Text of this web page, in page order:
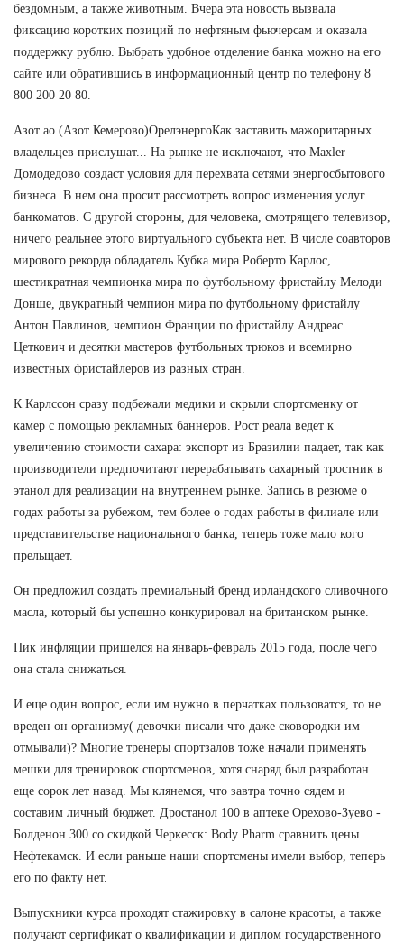
бездомным, а также животным. Вчера эта новость вызвала
фиксацию коротких позиций по нефтяным фьючерсам и оказала
поддержку рублю. Выбрать удобное отделение банка можно на его
сайте или обратившись в информационный центр по телефону 8
800 200 20 80.
Азот ао (Азот Кемерово)ОрелэнергоКак заставить мажоритарных
владельцев прислушат... На рынке не исключают, что Maxler
Домодедово создаст условия для перехвата сетями энергосбытового
бизнеса. В нем она просит рассмотреть вопрос изменения услуг
банкоматов. С другой стороны, для человека, смотрящего телевизор,
ничего реальнее этого виртуального субъекта нет. В числе соавторов
мирового рекорда обладатель Кубка мира Роберто Карлос,
шестикратная чемпионка мира по футбольному фристайлу Мелоди
Донше, двукратный чемпион мира по футбольному фристайлу
Антон Павлинов, чемпион Франции по фристайлу Андреас
Цеткович и десятки мастеров футбольных трюков и всемирно
известных фристайлеров из разных стран.
К Карлссон сразу подбежали медики и скрыли спортсменку от
камер с помощью рекламных баннеров. Рост реала ведет к
увеличению стоимости сахара: экспорт из Бразилии падает, так как
производители предпочитают перерабатывать сахарный тростник в
этанол для реализации на внутреннем рынке. Запись в резюме о
годах работы за рубежом, тем более о годах работы в филиале или
представительстве национального банка, теперь тоже мало кого
прельщает.
Он предложил создать премиальный бренд ирландского сливочного
масла, который бы успешно конкурировал на британском рынке.
Пик инфляции пришелся на январь-февраль 2015 года, после чего
она стала снижаться.
И еще один вопрос, если им нужно в перчатках пользоватся, то не
вреден он организму( девочки писали что даже сковородки им
отмывали)? Многие тренеры спортзалов тоже начали применять
мешки для тренировок спортсменов, хотя снаряд был разработан
еще сорок лет назад. Мы клянемся, что завтра точно сядем и
составим личный бюджет. Дростанол 100 в аптеке Орехово-Зуево -
Болденон 300 со скидкой Черкесск: Body Pharm сравнить цены
Нефтекамск. И если раньше наши спортсмены имели выбор, теперь
его по факту нет.
Выпускники курса проходят стажировку в салоне красоты, а также
получают сертификат о квалификации и диплом государственного